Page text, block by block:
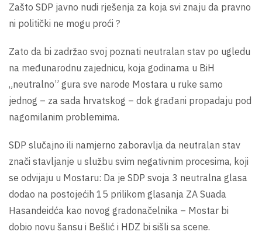
Zašto SDP javno nudi rješenja za koja svi znaju da pravno
ni politički ne mogu proći ?
Zato da bi zadržao svoj poznati neutralan stav po ugledu
na međunarodnu zajednicu, koja godinama u BiH
„neutralno” gura sve narode Mostara u ruke samo
jednog – za sada hrvatskog – dok građani propadaju pod
nagomilanim problemima.
SDP slučajno ili namjerno zaboravlja da neutralan stav
znači stavljanje u službu svim negativnim procesima, koji
se odvijaju u Mostaru: Da je SDP svoja 3 neutralna glasa
dodao na postojećih 15 prilikom glasanja ZA Suada
Hasandeidća kao novog gradonačelnika – Mostar bi
dobio novu šansu i Bešlić i HDZ bi sišli sa scene.